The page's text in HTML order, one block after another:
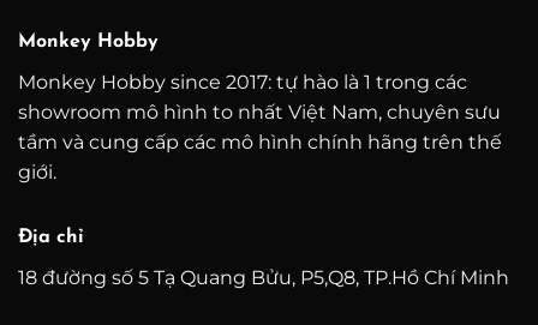
Monkey Hobby
Monkey Hobby since 2017: tự hào là 1 trong các
showroom mô hình to nhất Việt Nam, chuyên sưu
tầm và cung cấp các mô hình chính hãng trên thế
giới.
Địa chỉ
18 đường số 5 Tạ Quang Bửu, P5,Q8, TP.Hồ Chí Minh